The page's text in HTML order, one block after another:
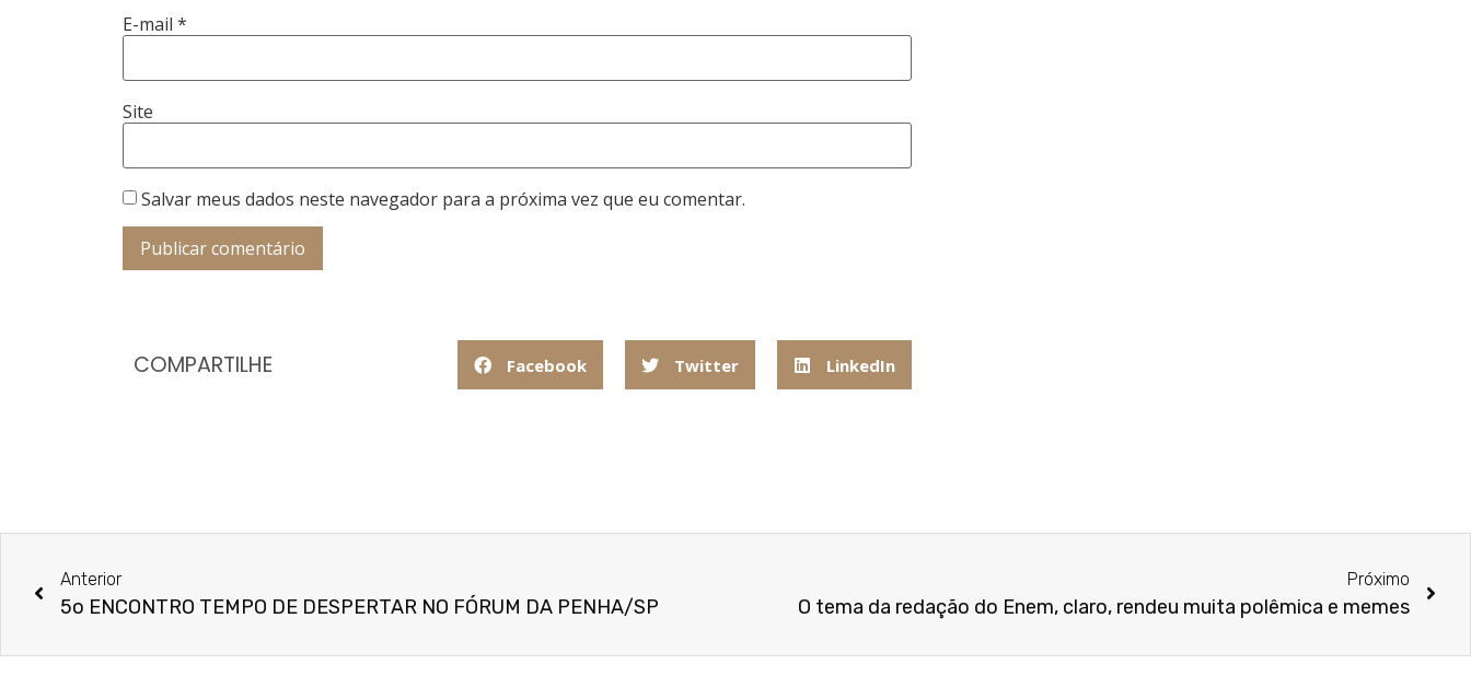
E-mail *
Site
Salvar meus dados neste navegador para a próxima vez que eu comentar.
COMPARTILHE Facebook Twitter LinkedIn
Anterior
5o ENCONTRO TEMPO DE DESPERTAR NO FÓRUM DA PENHA/SP
Próximo
O tema da redação do Enem, claro, rendeu muita polêmica e memes